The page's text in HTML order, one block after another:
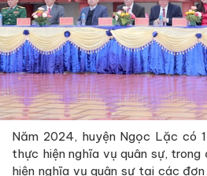
Năm 2024, huyện Ngọc Lặc có
thực hiện nghĩa vụ quân sự,
hiện nghĩa vụ quân sự tại các